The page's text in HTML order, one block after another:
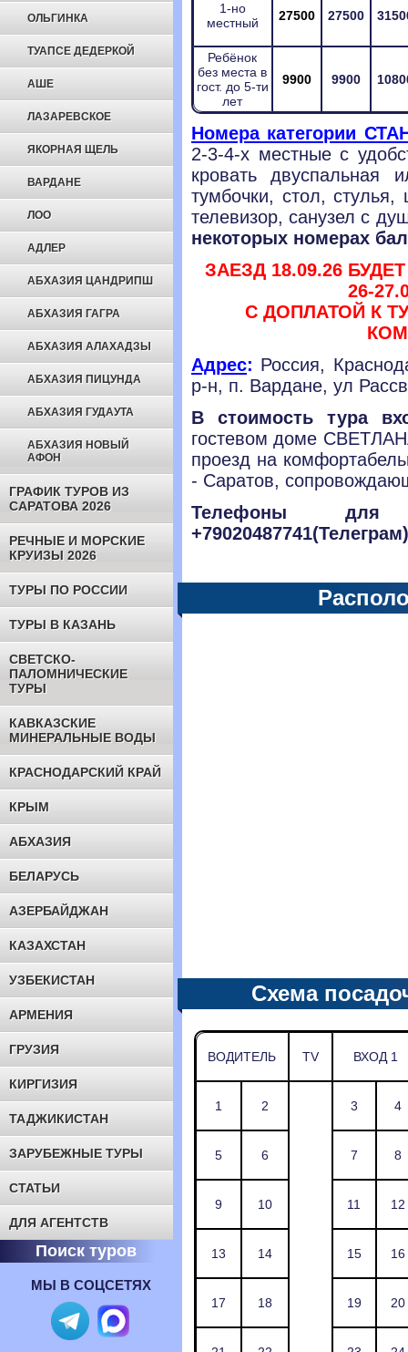
ОЛЬГИНКА
ТУАПСЕ ДЕДЕРКОЙ
АШЕ
ЛАЗАРЕВСКОЕ
ЯКОРНАЯ ЩЕЛЬ
ВАРДАНЕ
ЛОО
АДЛЕР
АБХАЗИЯ ЦАНДРИПШ
АБХАЗИЯ ГАГРА
АБХАЗИЯ АЛАХАДЗЫ
АБХАЗИЯ ПИЦУНДА
АБХАЗИЯ ГУДАУТА
АБХАЗИЯ НОВЫЙ
АФОН
ГРАФИК ТУРОВ ИЗ
САРАТОВА 2026
РЕЧНЫЕ И МОРСКИЕ
КРУИЗЫ 2026
ТУРЫ ПО РОССИИ
ТУРЫ В КАЗАНЬ
СВЕТСКО-
ПАЛОМНИЧЕСКИЕ
ТУРЫ
КАВКАЗСКИЕ
МИНЕРАЛЬНЫЕ ВОДЫ
КРАСНОДАРСКИЙ КРАЙ
КРЫМ
АБХАЗИЯ
БЕЛАРУСЬ
АЗЕРБАЙДЖАН
КАЗАХСТАН
УЗБЕКИСТАН
АРМЕНИЯ
ГРУЗИЯ
КИРГИЗИЯ
ТАДЖИКИСТАН
ЗАРУБЕЖНЫЕ ТУРЫ
СТАТЬИ
ДЛЯ АГЕНТСТВ
Поиск туров
МЫ В СОЦСЕТЯХ
1-но
местный
27500 27500
Ребёнок
без места в
гост. до 5-ти
лет
9900 9900
Номера категории
2-3-4-х местные с
кровать двуспальная
тумбочки, стол, стулья,
телевизор, санузелс
некоторых номерах
ЗАЕЗД 18.09.26
26-
C ДОПЛАТОЙ К
Адрес: Россия,
р-н, п. Вардане, ул
В стоимость тура
гостевом доме
проезд на
- Саратов,
Телефоны для
+79020487741(Телеграм)
Схема
ВОДИТЕЛЬ TV ВХОД 1
1 2 3 4
5 6 7 8
9 10 11 12
13 14 15 16
17 18 19 20